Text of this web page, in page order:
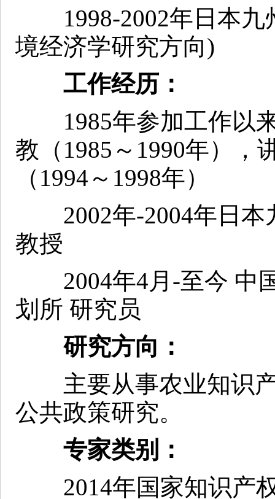
1998-2002年日本九
境经济学研究方向)
工作经历：
1985年参加工作以来
教（1985～1990年），
（1994～1998年）
2002年-2004年日本
教授
2004年4月-至今 中
划所 研究员
研究方向：
主要从事农业知识产
公共政策研究。
专家类别：
2014年国家知识产权